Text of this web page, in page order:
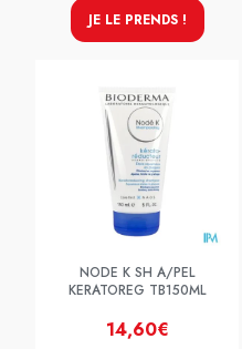
JE LE PRENDS !
NODE K SH A/PEL
KERATOREG TB150ML
14,60€